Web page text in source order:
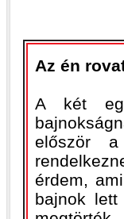
Az én
A két
először a
érdem,
bajnok lett